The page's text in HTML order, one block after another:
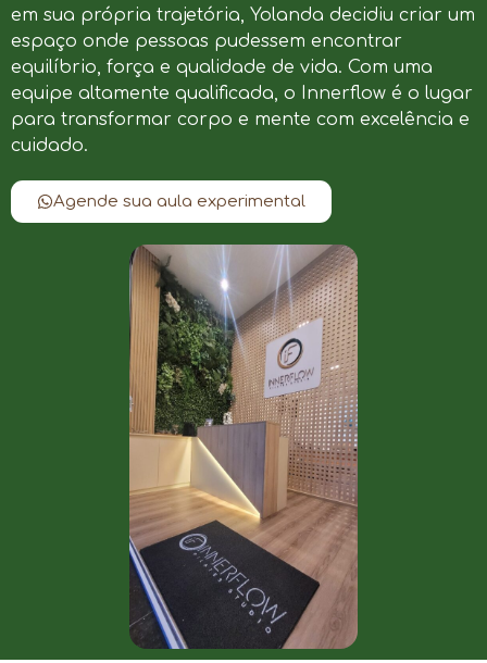
em sua própria trajetória, Yolanda decidiu criar um
espaço onde pessoas pudessem encontrar
equilíbrio, força e qualidade de vida. Com uma
equipe altamente qualificada, o Innerflow é o lugar
para transformar corpo e mente com excelência e
cuidado.
Agende sua aula experimental